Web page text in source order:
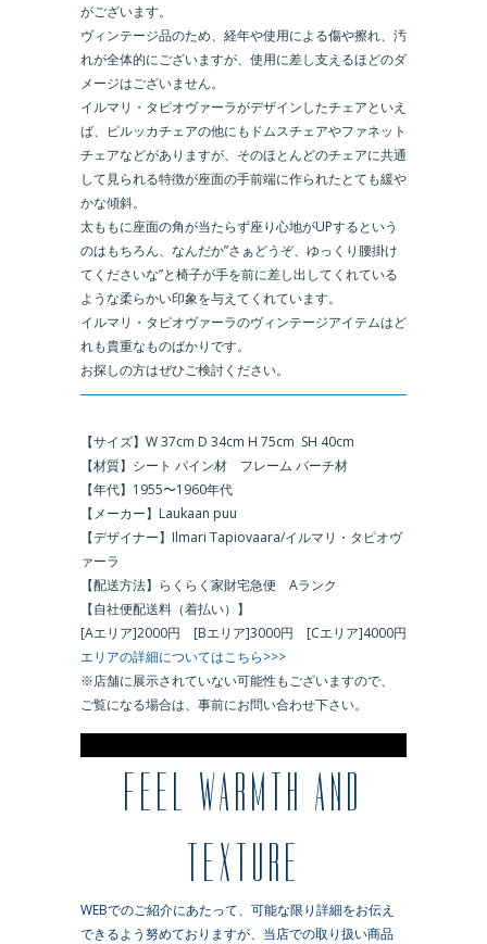
がございます。
ヴィンテージ品のため、経年や使用による傷や擦れ、汚
れが全体的にございますが、使用に差し支えるほどのダ
メージはございません。
イルマリ・タピオヴァーラがデザインしたチェアといえ
ば、ピルッカチェアの他にもドムスチェアやファネット
チェアなどがありますが、そのほとんどのチェアに共通
して見られる特徴が座面の手前端に作られたとても緩や
かな傾斜。
太ももに座面の角が当たらず座り心地がUPするという
のはもちろん、なんだか”さぁどうぞ、ゆっくり腰掛け
てくださいな”と椅子が手を前に差し出してくれている
ような柔らかい印象を与えてくれています。
イルマリ・タピオヴァーラのヴィンテージアイテムはど
れも貴重なものばかりです。
お探しの方はぜひご検討ください。
【サイズ】W 37cm D 34cm H 75cm SH 40cm
【材質】シート パイン材 フレーム バーチ材
【年代】1955〜1960年代
【メーカー】Laukaan puu
【デザイナー】Ilmari Tapiovaara/イルマリ・タピオヴ
ァーラ
【配送方法】らくらく家財宅急便 Aランク
【自社便配送料（着払い）】
[Aエリア]2000円 [Bエリア]3000円 [Cエリア]4000円
エリアの詳細についてはこちら>>>
※店舗に展示されていない可能性もございますので、
ご覧になる場合は、事前にお問い合わせ下さい。
FEEL WARMTH AND
TEXTURE
WEBでのご紹介にあたって、可能な限り詳細をお伝え
できるよう努めておりますが、当店での取り扱い商品